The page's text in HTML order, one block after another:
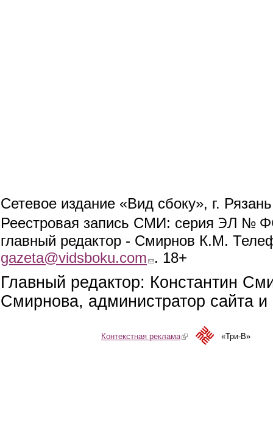
Сетевое издание «Вид сбоку», г.
Реестровая запись СМИ: серия ЭЛ №
главный редактор - Смирнов К.М.
gazeta@vidsboku.com (link sends e-mail)
. 18+
Главный редактор: Константин
Смирнова, администратор сайта
Контекстная реклама(link is external)«Три-В»